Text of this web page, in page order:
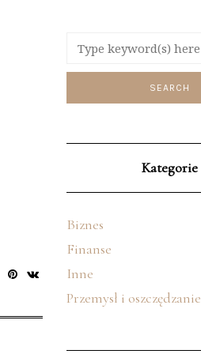
Kategorie
Biznes
Finanse
Inne
Przemysł i oszczędzanie